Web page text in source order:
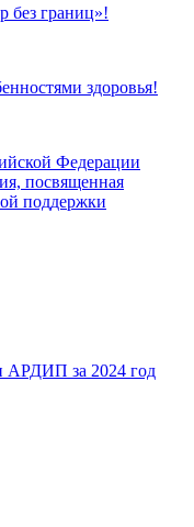
без границ»!
здоровья!
Федерации
посвященная
поддержки
АРДИП за 2024 год